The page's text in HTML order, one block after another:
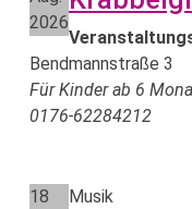
2026
Bendmannstraße 3
Für Kinder ab 6
0176-62284212
18
Musik